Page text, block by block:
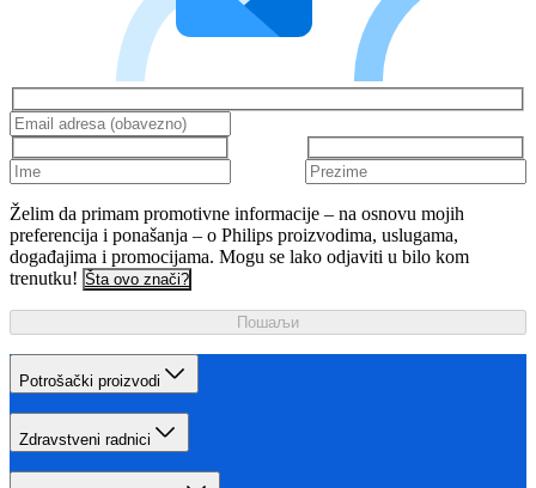
Želim da primam promotivne informacije – na osnovu mojih
preferencija i ponašanja – o Philips proizvodima, uslugama,
događajima i promocijama. Mogu se lako odjaviti u bilo kom
trenutku! Šta ovo znači?
Пошаљи
Potrošački proizvodi
Zdravstveni radnici